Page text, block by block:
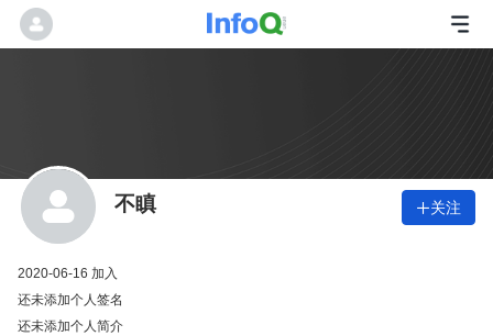
不瞋 关注
2020-06-16 加入
还未添加个人签名
还未添加个人简介